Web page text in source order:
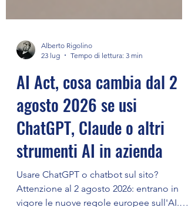
23 lug
Tempo di lettura: 3 min
AI Act, cosa cambia dal 2
agosto 2026 se usi
ChatGPT, Claude o altri
strumenti AI in azienda
Usare ChatGPT o chatbot sul sito?